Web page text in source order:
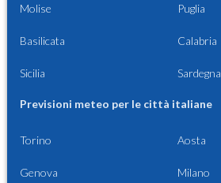
Molise Puglia
Basilicata Calabria
Sicilia Sardegna
Previsioni meteo per le città italiane
Torino Aosta
Genova Milano